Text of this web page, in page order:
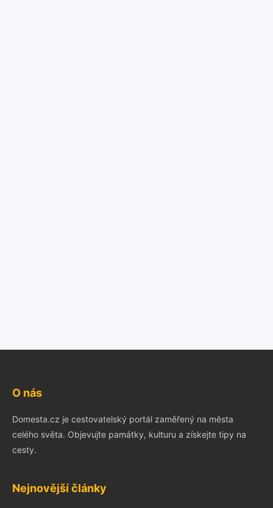
O nás
Domesta.cz je cestovatelský portál zaměřený na města
celého světa. Objevujte památky, kulturu a získejte tipy na
cesty.
Nejnovější články